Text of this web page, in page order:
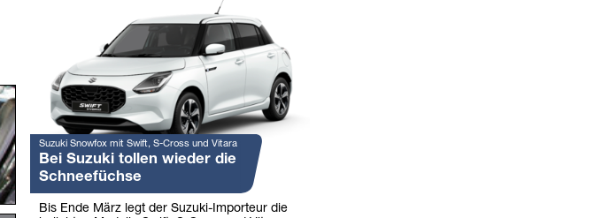
Suzuki Snowfox mit Swift, S-Cross und Vitara
Bei Suzuki tollen wieder die
Schneefüchse
Bis Ende März legt der Suzuki-Importeur die